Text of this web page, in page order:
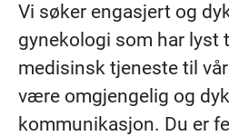
Vi søker engasjert og
gynekologi som har lyst
medisinsk tjeneste til
være omgjengelig og
kommunikasjon. Du er